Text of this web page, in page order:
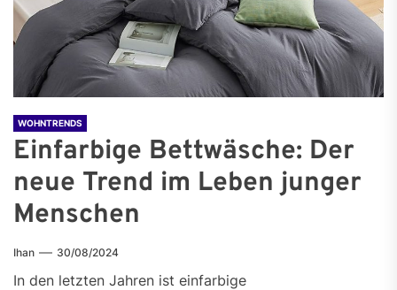
WOHNTRENDS
Einfarbige Bettwäsche: Der
neue Trend im Leben junger
Menschen
Ihan 30/08/2024
In den letzten Jahren ist einfarbige